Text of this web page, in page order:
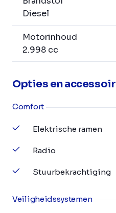
Diesel
Motorinhoud
2.998 cc
Opties en
Comfort
Elektrische ramen
Radio
Stuurbekrachtiging
Veiligheidssystemen